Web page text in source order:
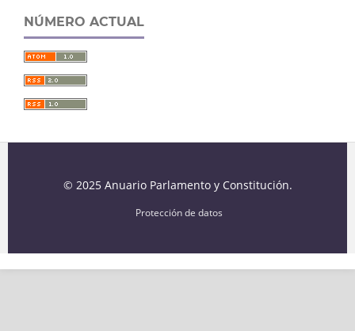
NÚMERO ACTUAL
© 2025 Anuario Parlamento y Constitución.
Protección de datos